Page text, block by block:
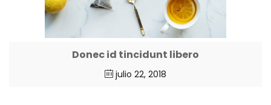
Donec id tincidunt libero
julio 22, 2018